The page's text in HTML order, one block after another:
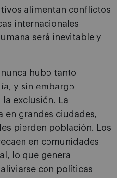
alimentan conflictos
internacionales
será inevitable y
hubo tanto
y sin embargo
exclusión. La
en grandes ciudades,
pierden población. Los
en comunidades
lo que genera
con políticas